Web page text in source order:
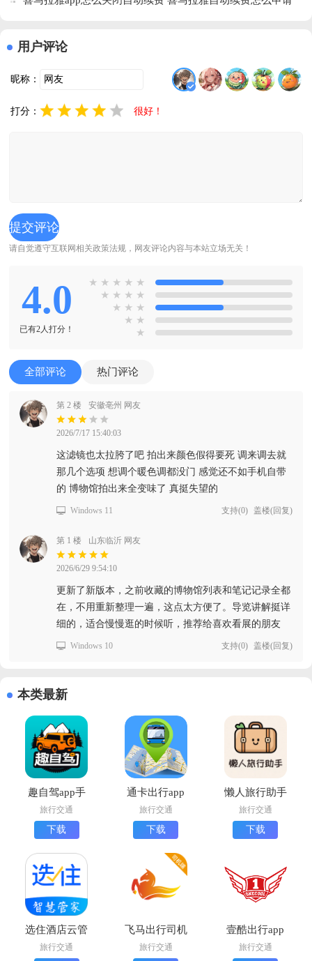
用户评论
昵称：
打分： 很好！
请自觉遵守互联网相关政策法规，网友评论内容与本站立场无关！
4.0
已有2人打分！
★ ★ ★ ★ ★
★ ★ ★ ★
★ ★ ★
★ ★
★
全部评论 热门评论
第 2 楼 安徽亳州 网友
2026/7/17 15:40:03
这滤镜也太拉胯了吧 拍出来颜色假得要死 调来调去就
那几个选项 想调个暖色调都没门 感觉还不如手机自带
的 博物馆拍出来全变味了 真挺失望的
Windows 11 支持(0) 盖楼(回复)
第 1 楼 山东临沂 网友
2026/6/29 9:54:10
更新了新版本，之前收藏的博物馆列表和笔记记录全都
在，不用重新整理一遍，这点太方便了。导览讲解挺详
细的，适合慢慢逛的时候听，推荐给喜欢看展的朋友
Windows 10 支持(0) 盖楼(回复)
本类最新
趣自驾app手
机版下载
旅行交通
下载
通卡出行app
下载官免费版
旅行交通
下载
懒人旅行助手
下载安卓版
旅行交通
下载
选住酒店云管
家app最新版
旅行交通
飞马出行司机
端手机版
旅行交通
壹酷出行app
最新版下载
旅行交通